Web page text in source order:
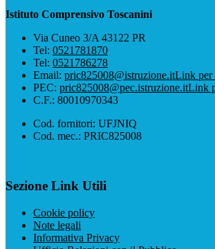
Istituto Comprensivo Toscanini
Via Cuneo 3/A 43122 PR
Tel: 0521781870
Tel: 0521786278
Email: pric825008@istruzione.itLink per
PEC: pric825008@pec.istruzione.itLink
C.F.: 80010970343
Cod. fornitori: UFJNIQ
Cod. mec.: PRIC825008
Sezione Link Utili
Cookie policy
Note legali
Informativa Privacy